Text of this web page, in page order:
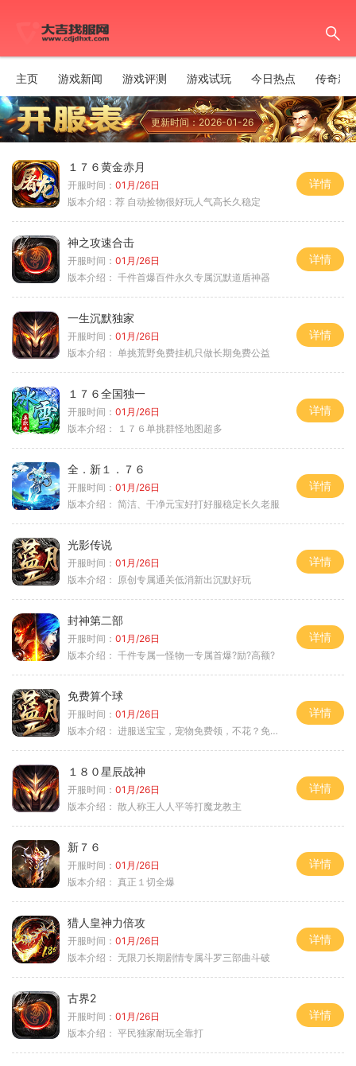
主页 游戏新闻 游戏评测 游戏试玩 今日热点 传奇新
更新时间：2026-01-26
１７６黄金赤月
开服时间： 01月/26日
版本介绍： 荐 自动捡物很好玩人气高长久稳定
详情
神之攻速合击
开服时间： 01月/26日
版本介绍： 千件首爆百件永久专属沉默道盾神器
详情
一生沉默独家
开服时间： 01月/26日
版本介绍： 单挑荒野免费挂机只做长期免费公益
详情
１７６全国独一
开服时间： 01月/26日
版本介绍：
１７６单挑群怪地图超多
详情
全．新１．７６
开服时间： 01月/26日
版本介绍： 简洁、干净元宝好打好服稳定长久老服
详情
光影传说
开服时间： 01月/26日
版本介绍： 原创专属通关低消新出沉默好玩
详情
封神第二部
开服时间： 01月/26日
版本介绍： 千件专属一怪物一专属首爆?励?高额?
详情
免费算个球
开服时间： 01月/26日
版本介绍： 进服送宝宝，宠物免费领，不花？免费通关！
详情
１８０星辰战神
开服时间： 01月/26日
版本介绍： 散人称王人人平等打魔龙教主
详情
新７６
开服时间： 01月/26日
版本介绍： 真正１切全爆
详情
猎人皇神力倍攻
开服时间： 01月/26日
版本介绍： 无限刀长期剧情专属斗罗三部曲斗破
详情
古界2
开服时间： 01月/26日
版本介绍： 平民独家耐玩全靠打
详情